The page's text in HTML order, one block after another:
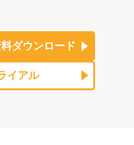
ダウンロード
イアル